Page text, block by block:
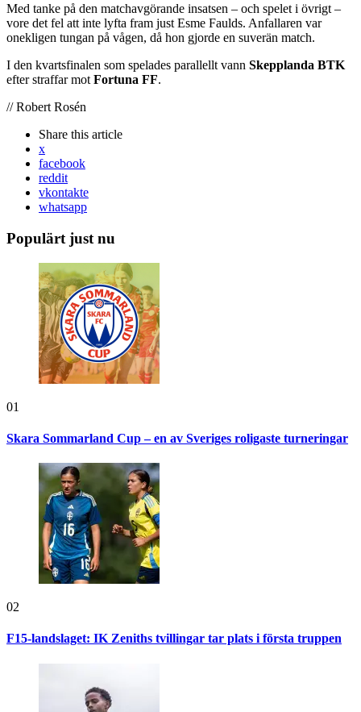
Med tanke på den matchavgörande insatsen – och spelet i övrigt –
vore det fel att inte lyfta fram just Esme Faulds. Anfallaren var
onekligen tungan på vågen, då hon gjorde en suverän match.
I den kvartsfinalen som spelades parallellt vann Skepplanda BTK
efter straffar mot Fortuna FF.
// Robert Rosén
Share this article
x
facebook
reddit
vkontakte
whatsapp
Populärt just nu
01
Skara Sommarland Cup – en av Sveriges roligaste turneringar
02
F15-landslaget: IK Zeniths tvillingar tar plats i första truppen